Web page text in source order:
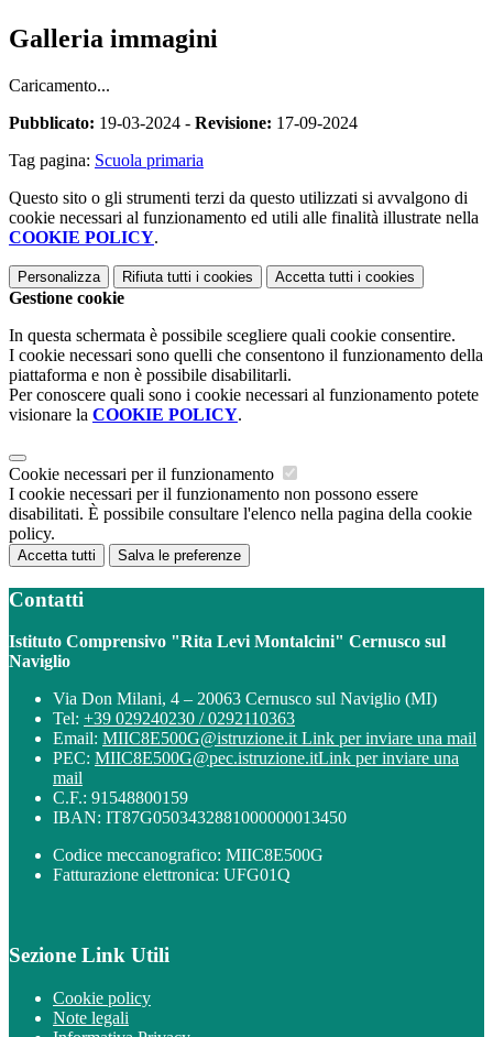
Galleria immagini
Caricamento...
Pubblicato: 19-03-2024 - Revisione: 17-09-2024
Tag pagina: Scuola primaria
Questo sito o gli strumenti terzi da questo utilizzati si avvalgono di
cookie necessari al funzionamento ed utili alle finalità illustrate nella
COOKIE POLICY.
Personalizza Rifiuta tutti i cookies Accetta tutti i cookies
Gestione cookie
In questa schermata è possibile scegliere quali cookie consentire.
I cookie necessari sono quelli che consentono il funzionamento della
piattaforma e non è possibile disabilitarli.
Per conoscere quali sono i cookie necessari al funzionamento potete
visionare la COOKIE POLICY.
Cookie necessari per il funzionamento
I cookie necessari per il funzionamento non possono essere
disabilitati. È possibile consultare l'elenco nella pagina della cookie
policy.
Accetta tutti Salva le preferenze
Contatti
Istituto Comprensivo "Rita Levi Montalcini" Cernusco sul
Naviglio
Via Don Milani, 4 – 20063 Cernusco sul Naviglio (MI)
Tel: +39 029240230 / 0292110363
Email: MIIC8E500G@istruzione.it Link per inviare una mail
PEC: MIIC8E500G@pec.istruzione.itLink per inviare una
mail
C.F.: 91548800159
IBAN: IT87G0503432881000000013450
Codice meccanografico: MIIC8E500G
Fatturazione elettronica: UFG01Q
Sezione Link Utili
Cookie policy
Note legali